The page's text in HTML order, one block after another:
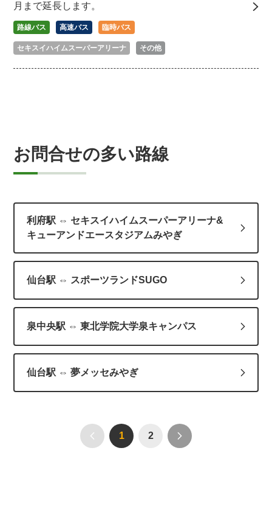
月まで延長します。
路線バス 高速バス 臨時バス
セキスイハイムスーパーアリーナ その他
お問合せの多い路線
利府駅 ⇔ セキスイハイムスーパーアリーナ&
キューアンドエースタジアムみやぎ
仙台駅 ⇔ スポーツランドSUGO
泉中央駅 ⇔ 東北学院大学泉キャンパス
仙台駅 ⇔ 夢メッセみやぎ
1 2